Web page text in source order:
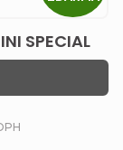
SPECIAL